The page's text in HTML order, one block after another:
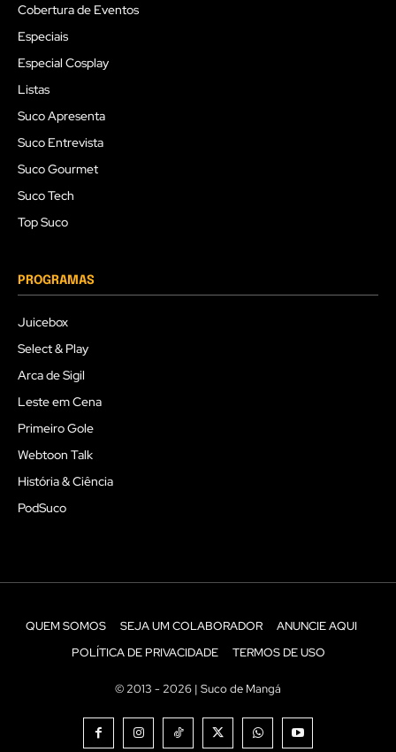
Cobertura de Eventos
Especiais
Especial Cosplay
Listas
Suco Apresenta
Suco Entrevista
Suco Gourmet
Suco Tech
Top Suco
PROGRAMAS
Juicebox
Select & Play
Arca de Sigil
Leste em Cena
Primeiro Gole
Webtoon Talk
História & Ciência
PodSuco
QUEM SOMOS SEJA UM COLABORADOR
ANUNCIE AQUI
POLÍTICA DE PRIVACIDADE
TERMOS DE USO
© 2013 - 2026 | Suco de Mangá